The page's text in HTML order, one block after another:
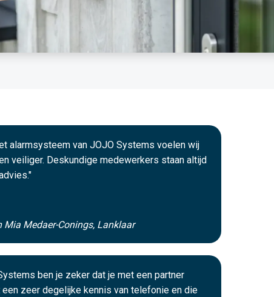
alarmsysteem van JOJO Systems voelen wij
veiliger. Deskundige medewerkers staan altijd
Mia Medaer-Conings, Lanklaar
ben je zeker dat je met een partner
zeer degelijke kennis van telefonie en die